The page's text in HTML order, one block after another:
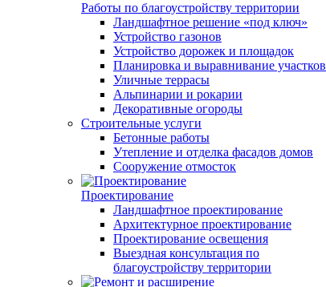
Работы по благоустройству территории
Ландшафтное решение «под ключ»
Устройство газонов
Устройство дорожек и площадок
Планировка и выравнивание участков
Уличные террасы
Альпинарии и рокарии
Декоративные огороды
Строительные услуги
Бетонные работы
Утепление и отделка фасадов домов
Сооружение отмосток
Проектирование
Ландшафтное проектирование
Архитектурное проектирование
Проектирование освещения
Выездная консультация по
благоустройству территории